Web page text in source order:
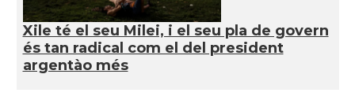
Xile té el seu Milei, i el seu pla de govern
és tan radical com el del president
argentào més